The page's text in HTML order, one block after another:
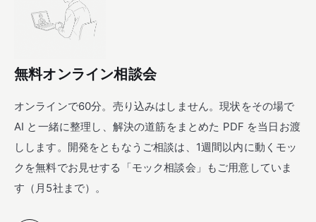
無料オンライン相談会
オンラインで60分。売り込みはしません。現状をその場で
AI と一緒に整理し、解決の道筋をまとめた PDF を当日お渡
しします。開発をともなうご相談は、1週間以内に動くモッ
クを無料でお見せする「モック相談会」もご用意していま
す（月5社まで）。